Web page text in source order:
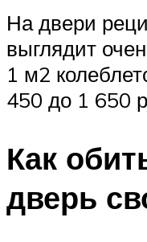
На двери
выглядит
1 м2
450 до 1 650
Как
дверь